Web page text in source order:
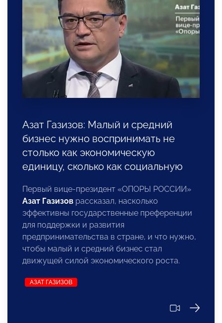
Азат Газизов: Малый и средний
бизнес нужно воспринимать не
столько как экономическую
единицу, сколько как социальную
Первый вице-президент «ОПОРЫ РОССИИ»
Азат Газизов рассказал, насколько
эффективны государственные преференции
для поддержки и развития
предпринимательства в стране, и что нужно,
чтобы малый и средний бизнес стал
движущей силой экономического роста.
АЗАТ ГАЗИЗОВ